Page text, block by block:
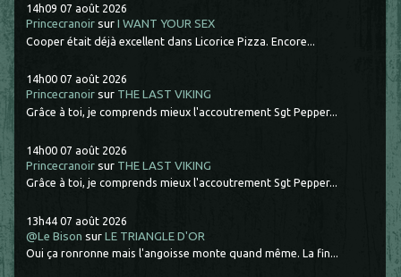
14h09 07 août 2026
Princecranoir surI WANT YOUR SEX
Cooper était déjà excellent dans Licorice Pizza. Encore...
14h00 07 août 2026
Princecranoir sur THE LAST VIKING
Grâce à toi, je comprends mieux l'accoutrement Sgt Pepper...
14h00 07 août 2026
Princecranoir sur THE LAST VIKING
Grâce à toi, je comprends mieux l'accoutrement Sgt Pepper...
13h44 07 août 2026
@Le Bison surLE TRIANGLE D'OR
Oui ça ronronne mais l'angoisse monte quand même. La fin...